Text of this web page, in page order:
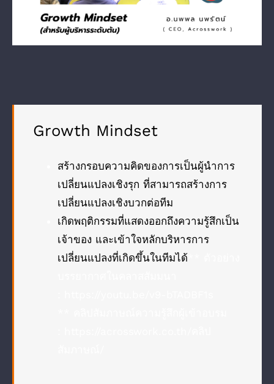
Growth Mindset
สร้างกรอบความคิดของการเป็นผู้นำการ
เปลี่ยนแปลงเชิงรุก ที่สามารถสร้างการ
เปลี่ยนแปลงเชิงบวกต่อทีม
เกิดพฤติกรรมที่แสดงออกถึงความรู้สึกเป็น
เจ้าของ และเข้าใจหลักบริหารการ
เปลี่ยนแปลงที่เกิดขึ้นในทีมได้